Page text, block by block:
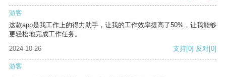
游客
这款app是我工作上的得力助手，让我的工作效率提高了50%，让我能够
更轻松地完成工作任务。
2024-10-26
支持[0] 反对[0]
游客